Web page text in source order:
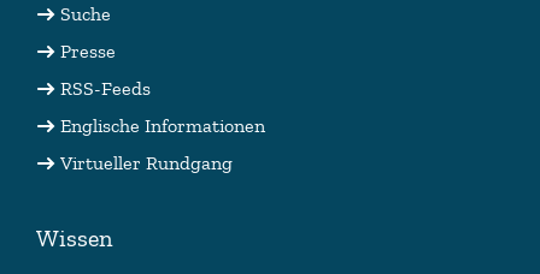
Suche
Presse
RSS-Feeds
Englische Informationen
Virtueller Rundgang
Wissen